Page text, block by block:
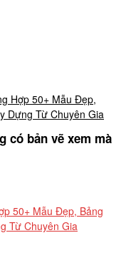
Hợp 50+ Mẫu Đẹp,
Dựng Từ Chuyên Gia
có bản vẽ xem mà
50+ Mẫu Đẹp, Bảng
Từ Chuyên Gia